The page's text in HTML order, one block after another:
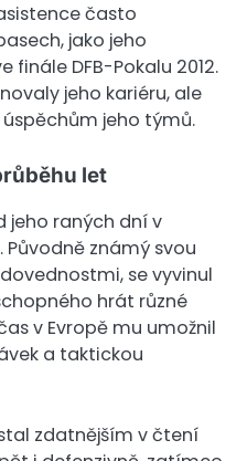
často
jako jeho
finále DFB-Pokalu 2012.
jeho kariéru, ale
jeho týmů.
let
jeho raných dní v
Původně známý svou
se vyvinul
hrát různé
v Evropě mu umožnil
a taktickou
zdatnějším v čtení